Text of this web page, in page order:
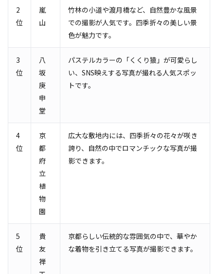
2
位
嵐
山
竹林の小道や渡月橋など、自然豊かな風景
での撮影が人気です。四季折々の美しい景
色が魅力です。
3
位
八
坂
庚
申
堂
パステルカラーの「くくり猿」が可愛らし
い、SNS映えする写真が撮れる人気スポッ
トです。
4
位
京
都
府
立
植
物
園
広大な敷地内には、四季折々の花々が咲き
誇り、自然の中でロマンチックな写真が撮
影できます。
5
位
貴
友
禅
京都らしい伝統的な雰囲気の中で、華やか
な着物を引き立てる写真が撮影できます。